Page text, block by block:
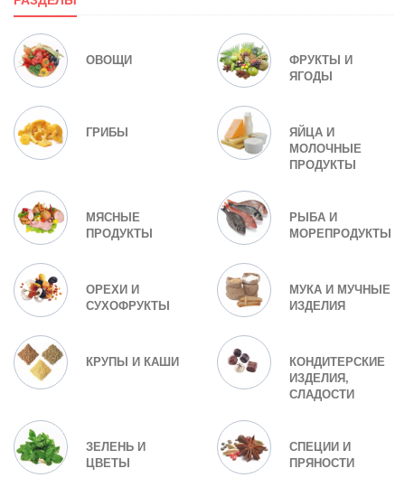
ОВОЩИ
ФРУКТЫ И
ЯГОДЫ
ГРИБЫ
ЯЙЦА И
МОЛОЧНЫЕ
ПРОДУКТЫ
МЯСНЫЕ
ПРОДУКТЫ
РЫБА И
МОРЕПРОДУКТЫ
ОРЕХИ И
СУХОФРУКТЫ
МУКА И МУЧНЫЕ
ИЗДЕЛИЯ
КРУПЫ И КАШИ
КОНДИТЕРСКИЕ
ИЗДЕЛИЯ,
СЛАДОСТИ
ЗЕЛЕНЬ И
ЦВЕТЫ
СПЕЦИИ И
ПРЯНОСТИ